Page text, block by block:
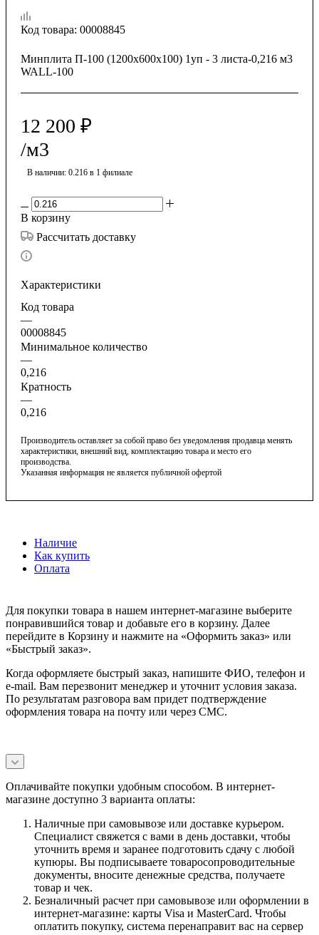
Код товара: 00008845
Минплита П-100 (1200х600х100) 1уп - 3 листа-0,216 м3
WALL-100
12 200 ₽
/м3
В наличии: 0.216 в 1 филиале
В корзину
Рассчитать доставку
Характеристики
Код товара
—
00008845
Минимальное количество
—
0,216
Кратность
—
0,216
Производитель оставляет за собой право без уведомления продавца менять
характеристики, внешний вид, комплектацию товара и место его
производства.
Указанная информация не является публичной офертой
Наличие
Как купить
Оплата
Для покупки товара в нашем интернет-магазине выберите
понравившийся товар и добавьте его в корзину. Далее
перейдите в Корзину и нажмите на «Оформить заказ» или
«Быстрый заказ».
Когда оформляете быстрый заказ, напишите ФИО, телефон и
e-mail. Вам перезвонит менеджер и уточнит условия заказа.
По результатам разговора вам придет подтверждение
оформления товара на почту или через СМС.
Оплачивайте покупки удобным способом. В интернет-
магазине доступно 3 варианта оплаты:
Наличные при самовывозе или доставке курьером.
Специалист свяжется с вами в день доставки, чтобы
уточнить время и заранее подготовить сдачу с любой
купюры. Вы подписываете товаросопроводительные
документы, вносите денежные средства, получаете
товар и чек.
Безналичный расчет при самовывозе или оформлении в
интернет-магазине: карты Visa и MasterCard. Чтобы
оплатить покупку, система перенаправит вас на сервер